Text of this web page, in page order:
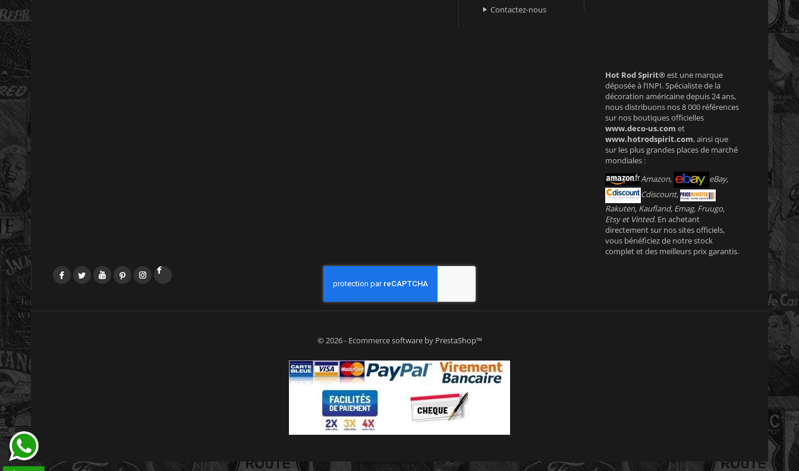
 Contactez-nous
Hot Rod Spirit®est une marque
déposée à l’INPI. Spécialiste de la
décoration américaine depuis 24 ans,
nous distribuons nos 8 000 références
sur nos boutiques officielles
www.deco-us.com et
www.hotrodspirit.com, ainsi que
sur les plus grandes places de marché
mondiales :
Amazon,
eBay,
Cdiscount,
Rakuten, Kaufland, Emag, Fruugo,
Etsy et Vinted. En achetant
directement sur nos sites officiels,
vous bénéficiez de notre stock
complet et des meilleurs prix garantis.
FacebookTwitterYouTubePinterestInstagram
© 2026 - Ecommerce software by PrestaShop™